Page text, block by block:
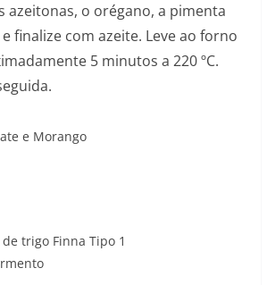
azeitonas, o orégano, a pimenta
finalize com azeite. Leve ao forno
5 minutos a 220 ºC.
e Morango
trigo Finna Tipo 1